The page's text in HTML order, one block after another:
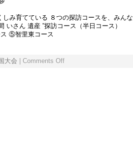
み育てている ８つの探訪コースを、みんな
さん 遺産 ”探訪コース（半日コース）
⑤智里東コース
大会 Comments Off